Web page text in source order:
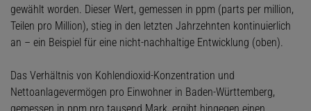
gewählt worden. Dieser Wert, gemessen in ppm (parts per million,
Teilen pro Million), stieg in den letzten Jahrzehnten kontinuierlich
an – ein Beispiel für eine nicht-nachhaltige Entwicklung (oben).
Das Verhältnis von Kohlendioxid-Konzentration und
Nettoanlagevermögen pro Einwohner in Baden-Württemberg,